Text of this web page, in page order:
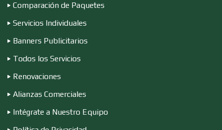
Comparación de Paquetes
Servicios Individuales
Banners Publicitarios
Todos los Servicios
Renovaciones
Alianzas Comerciales
Intégrate a Nuestro Equipo